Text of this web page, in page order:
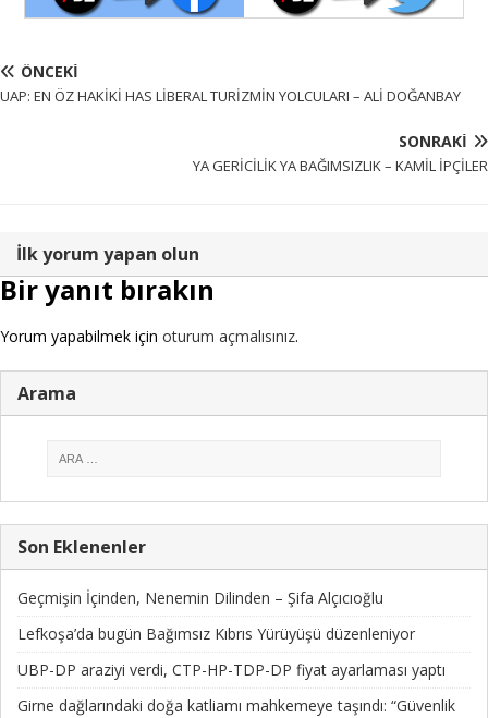
ÖNCEKI
UAP: EN ÖZ HAKİKİ HAS LİBERAL TURİZMİN YOLCULARI – ALİ DOĞANBAY
SONRAKI
YA GERİCİLİK YA BAĞIMSIZLIK – KAMİL İPÇİLER
İlk yorum yapan olun
Bir yanıt bırakın
Yorum yapabilmek için oturum açmalısınız.
Arama
Son Eklenenler
Geçmişin İçinden, Nenemin Dilinden – Şifa Alçıcıoğlu
Lefkoşa’da bugün Bağımsız Kıbrıs Yürüyüşü düzenleniyor
UBP-DP araziyi verdi, CTP-HP-TDP-DP fiyat ayarlaması yaptı
Girne dağlarındaki doğa katliamı mahkemeye taşındı: “Güvenlik